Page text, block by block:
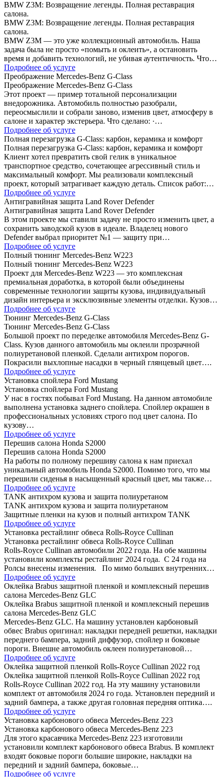
BMW Z3M: Возвращение легенды. Полная реставрация
салона.
BMW Z3M: Возвращение легенды. Полная реставрация
салона.
BMW Z3M — это уже коллекционный автомобиль. Наша
задача была не просто «помыть и оклеить», а остановить
время и добавить технологий, не убивая аутентичность. Что…
Подробнее об услуге
Преображение Mercedes-Benz G-Class
Преображение Mercedes-Benz G-Class
Этот проект — пример тотальной персонализации
внедорожника. Автомобиль полностью разобрали,
переосмыслили и собрали заново, изменив цвет, атмосферу в
салоне и характер экстерьера. Что сделано: ·…
Подробнее об услуге
Полная перезагрузка G-Class: карбон, керамика и комфорт
Полная перезагрузка G-Class: карбон, керамика и комфорт
Клиент хотел превратить свой гелик в уникальное
транспортное средство, сочетающее агрессивный стиль и
максимальный комфорт. Мы реализовали комплексный
проект, который затрагивает каждую деталь. Список работ:…
Подробнее об услуге
Антигравийная защита Land Rover Defender
Антигравийная защита Land Rover Defender
В этом проекте мы ставили задачу не просто изменить цвет, а
сохранить заводской кузов в идеале. Владелец нового
Defender выбрал приоритет №1 — защиту при…
Подробнее об услуге
Полный тюнинг Mercedes-Benz W223
Полный тюнинг Mercedes-Benz W223
Проект для Mercedes-Benz W223 — это комплексная
премиальная доработка, в которой были объединены
современные технологии защиты кузова, индивидуальный
дизайн интерьера и эксклюзивные элементы отделки. Кузов…
Подробнее об услуге
Тюнинг Mercedes-Benz G-Class
Тюнинг Mercedes-Benz G-Class
Большой проект по переделке автомобиля Mercedes-Benz G-
Class. Кузов данного автомобиль мы оклеили прозрачной
полиуретановой пленкой. Сделали антихром порогов.
Покрасили выхлопные насадки в черный глянцевый цвет….
Подробнее об услуге
Установка спойлера Ford Mustang
Установка спойлера Ford Mustang
У нас в гостях побывал Ford Mustang. На данном автомобиле
выполнена установка заднего спойлера. Спойлер окрашен в
профессиональных условиях строго под цвет салона. По
кузову…
Подробнее об услуге
Перешив салона Honda S2000
Перешив салона Honda S2000
На работы по полному перешиву салона к нам приехал
уникальный автомобиль Honda S2000. Помимо того, что мы
перешили сиденья в насыщенный красный цвет, мы также…
Подробнее об услуге
TANK антихром кузова и защита полиуретаном
TANK антихром кузова и защита полиуретаном
Защитные пленки на кузов и полный антихром TANK
Подробнее об услуге
Установка рестайлинг обвеса Rolls-Royce Cullinan
Установка рестайлинг обвеса Rolls-Royce Cullinan
Rolls-Royce Cullinan автомобили 2022 года. На обе машины
установили комплекты рестайлинг 2024 года. C 24 года на
Ролсы внесены изменения. По мимо больших внутренних…
Подробнее об услуге
Оклейка Brabus защитной пленкой и комплексный перешив
салона Mercedes-Benz GLC
Оклейка Brabus защитной пленкой и комплексный перешив
салона Mercedes-Benz GLC
Mercedes-Benz GLC. На машину установлен карбоновый
обвес Brabus оригинал: накладки передней решетки, накладки
переднего бампера, задний диффузор, спойлер и боковые
пороги. Внешне автомобиль оклеен полиуретановой…
Подробнее об услуге
Оклейка защитной пленкой Rolls-Royce Cullinan 2022 год
Оклейка защитной пленкой Rolls-Royce Cullinan 2022 год
Rolls-Royce Cullinan 2022 год. На эту машину установили
комплект от автомобиля 2024 го года. Установлен передний и
задний бампера, а также другая головная передняя оптика….
Подробнее об услуге
Установка карбонового обвеса Mercedes-Benz 223
Установка карбонового обвеса Mercedes-Benz 223
Для этого красавчика Mercedes-Benz 223 изготовили
установили комплект карбонового обвеса Brabus. В комплект
входят боковые пороги большие широкие, накладки на
передний и задний бампера, боковые…
Подробнее об услуге